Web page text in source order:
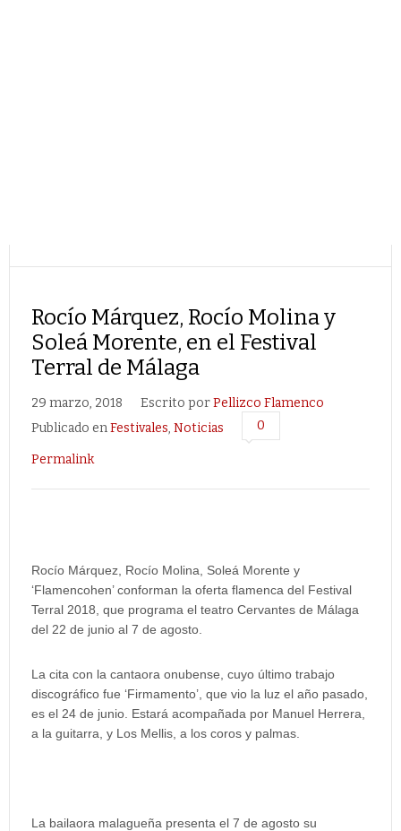
Rocío Márquez, Rocío Molina y
Soleá Morente, en el Festival
Terral de Málaga
29 marzo, 2018 Escrito porPellizco Flamenco
Publicado enFestivales, Noticias 0
Permalink
Rocío Márquez, Rocío Molina, Soleá Morente y
‘Flamencohen’ conforman la oferta flamenca del Festival
Terral 2018, que programa el teatro Cervantes de Málaga
del 22 de junio al 7 de agosto.
La cita con la cantaora onubense, cuyo último trabajo
discográfico fue ‘Firmamento’, que vio la luz el año pasado,
es el 24 de junio. Estará acompañada por Manuel Herrera,
a la guitarra, y Los Mellis, a los coros y palmas.
La bailaora malagueña presenta el 7 de agosto su